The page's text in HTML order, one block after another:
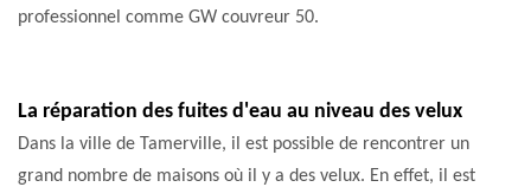
professionnel comme GW couvreur 50.
La réparation des fuites d'eau au niveau des velux
Dans la ville de Tamerville, il est possible de rencontrer un
grand nombre de maisons où il y a des velux. En effet, il est